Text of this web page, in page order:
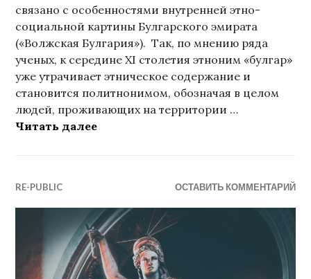
связано с особенностями внутренней этно-
социальной картины Булгарского эмирата
(«Волжская Булгария»). Так, по мнению ряда
ученых, к середине XI столетия этноним «булгар»
уже утрачивает этническое содержание и
становится политнонимом, обозначая в целом
людей, проживающих на территории …
Читать далееИслам у чувашей, марийцев и
RE-PUBLIC ОСТАВИТЬ КОММЕНТАРИЙ